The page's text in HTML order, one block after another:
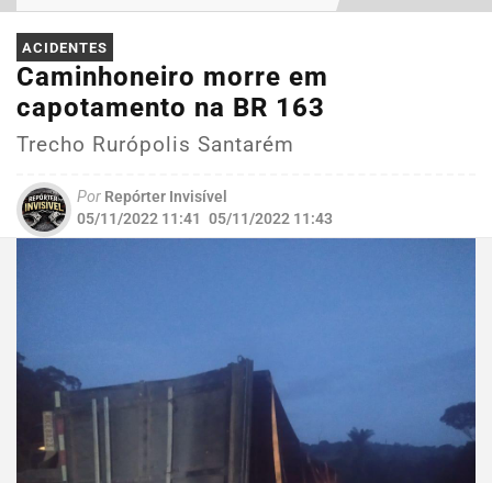
EM ALTA
ACIDENTES
Caminhoneiro morre em
capotamento na BR 163
Trecho Rurópolis Santarém
Por Repórter Invisível
05/11/2022 11:41 05/11/2022 11:43